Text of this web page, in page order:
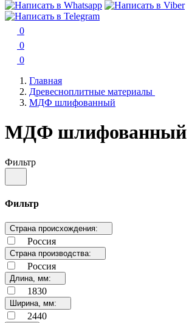
0
0
0
Главная
Древесноплитные материалы
МДФ шлифованный
МДФ шлифованный
Фильтр
Фильтр
Страна происхождения:
Россия
Страна производства:
Россия
Длина, мм:
1830
Ширина, мм:
2440